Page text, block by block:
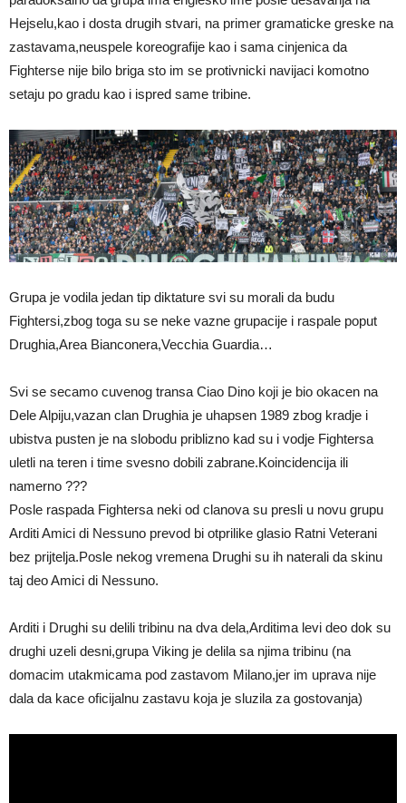
Hejselu,kao i dosta drugih stvari, na primer gramaticke greske na
zastavama,neuspele koreografije kao i sama cinjenica da
Fighterse nije bilo briga sto im se protivnicki navijaci komotno
setaju po gradu kao i ispred same tribine.
Grupa je vodila jedan tip diktature svi su morali da budu
Fightersi,zbog toga su se neke vazne grupacije i raspale poput
Drughia,Area Bianconera,Vecchia Guardia…
Svi se secamo cuvenog transa Ciao Dino koji je bio okacen na
Dele Alpiju,vazan clan Drughia je uhapsen 1989 zbog kradje i
ubistva pusten je na slobodu priblizno kad su i vodje Fightersa
uletli na teren i time svesno dobili zabrane.Koincidencija ili
namerno ???
Posle raspada Fightersa neki od clanova su presli u novu grupu
Arditi Amici di Nessuno prevod bi otprilike glasio Ratni Veterani
bez prijtelja.Posle nekog vremena Drughi su ih naterali da skinu
taj deo Amici di Nessuno.
Arditi i Drughi su delili tribinu na dva dela,Arditima levi deo dok su
drughi uzeli desni,grupa Viking je delila sa njima tribinu (na
domacim utakmicama pod zastavom Milano,jer im uprava nije
dala da kace oficijalnu zastavu koja je sluzila za gostovanja)